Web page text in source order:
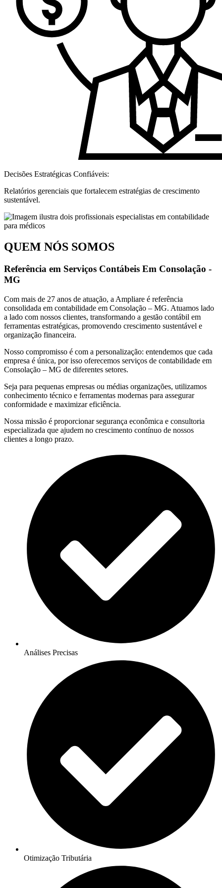
Decisões Estratégicas Confiáveis:
Relatórios gerenciais que fortalecem estratégias de crescimento
sustentável.
QUEM NÓS SOMOS
Referência em Serviços Contábeis Em Consolação -
MG
Com mais de 27 anos de atuação, a Ampliare é referência
consolidada em contabilidade em Consolação – MG. Atuamos lado
a lado com nossos clientes, transformando a gestão contábil em
ferramentas estratégicas, promovendo crescimento sustentável e
organização financeira.
Nosso compromisso é com a personalização: entendemos que cada
empresa é única, por isso oferecemos serviços de contabilidade em
Consolação – MG de diferentes setores.
Seja para pequenas empresas ou médias organizações, utilizamos
conhecimento técnico e ferramentas modernas para assegurar
conformidade e maximizar eficiência.
Nossa missão é proporcionar segurança econômica e consultoria
especializada que ajudem no crescimento contínuo de nossos
clientes a longo prazo.
Análises Precisas
Otimização Tributária